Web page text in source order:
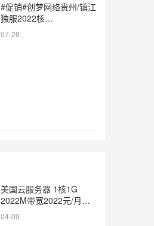
#促销#创梦网络贵州/镇江
独服2022核
2022G/1TB/2022M/不限
流量/2022G防御/五
07-28
美国云服务器 1核1G
2022M带宽2022元/月
04-09